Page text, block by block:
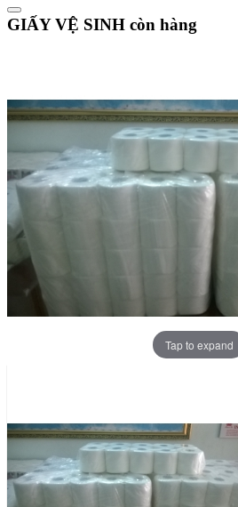
GIẤY VỆ SINH còn hàng
Tap to expand